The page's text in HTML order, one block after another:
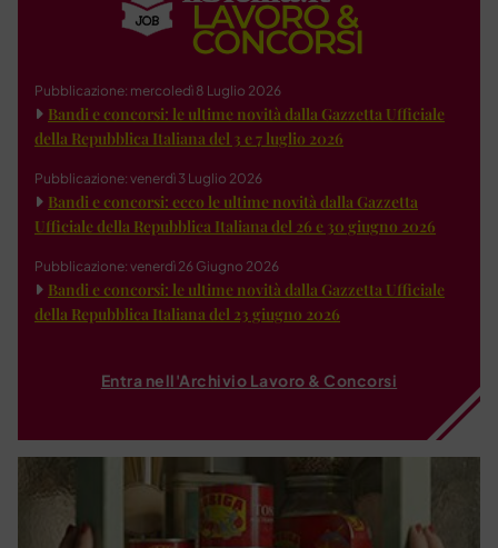
Pubblicazione: mercoledì 8 Luglio 2026
Bandi e concorsi: le ultime novità dalla Gazzetta Ufficiale
della Repubblica Italiana del 3 e 7 luglio 2026
Pubblicazione: venerdì 3 Luglio 2026
Bandi e concorsi: ecco le ultime novità dalla Gazzetta
Ufficiale della Repubblica Italiana del 26 e 30 giugno 2026
Pubblicazione: venerdì 26 Giugno 2026
Bandi e concorsi: le ultime novità dalla Gazzetta Ufficiale
della Repubblica Italiana del 23 giugno 2026
Entra nell'Archivio Lavoro & Concorsi